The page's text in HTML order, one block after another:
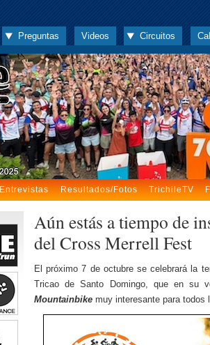
Preguntas Videos Circuitos
Entrevistas Resultados/Fotos TrichileTV
Aún estás a tiempo de
del Cross Merrell Fest
El próximo 7 de octubre se celebrará la
Tricao de Santo Domingo, que en su
Mountainbike muy interesante para todos